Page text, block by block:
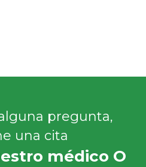
pregunta,
una cita
médico O